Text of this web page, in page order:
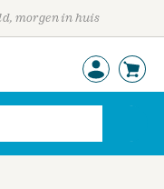
morgen in huis